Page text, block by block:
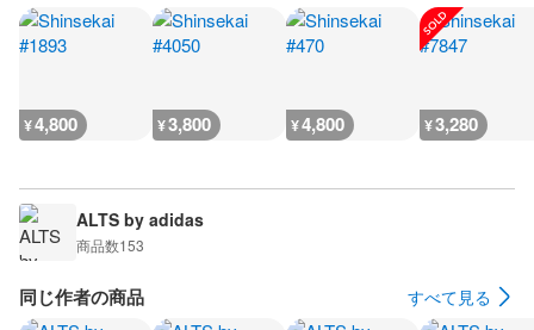
¥4,800 ¥3,800 ¥4,800 ¥3,280
ALTS by adidas
商品数153
同じ作者の商品 すべて見る